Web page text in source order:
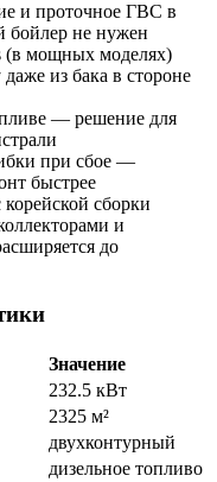
и проточное ГВС в
бойлер не нужен
(в мощных моделях)
из бака в стороне
— решение для
при сбое —
быстрее
сборки
и
до
Значение
232.5 кВт
2325 м²
двухконтурный
дизельное топливо